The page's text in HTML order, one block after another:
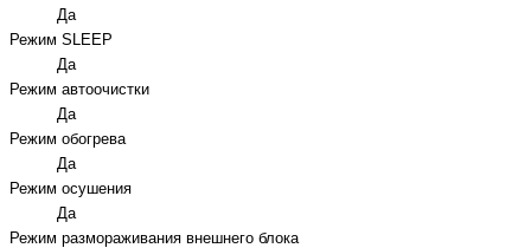
Да
Режим SLEEP
Да
Режим автоочистки
Да
Режим обогрева
Да
Режим осушения
Да
Режим размораживания внешнего блока